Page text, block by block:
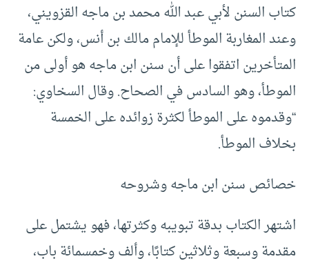
كتاب السنن لأبي عبد الله محمد بن ماجه القزويني،
وعند المغاربة الموطأ للإمام مالك بن أنس، ولكن عامة
المتأخرين اتفقوا على أن سنن ابن ماجه هو أولى من
الموطأ، وهو السادس في الصحاح. وقال السخاوي:
“وقدموه على الموطأ لكثرة زوائده على الخمسة
بخلاف الموطأ.
خصائص سنن ابن ماجه وشروحه
اشتهر الكتاب بدقة تبويبه وكثرتها، فهو يشتمل على
مقدمة وسبعة وثلاثين كتابًا، وألف وخمسمائة باب،